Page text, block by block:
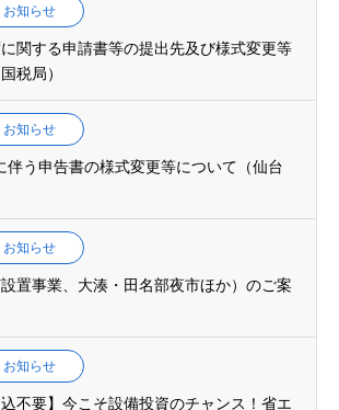
お知らせ
関する申請書等の提出先及び様式変更等
税局）
お知らせ
伴う申告書の様式変更等について（仙台
お知らせ
置事業、大湊・田名部夜市ほか）のご案
お知らせ
込不要】今こそ設備投資のチャンス！省エ